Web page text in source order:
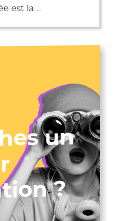
est la ...
un
?